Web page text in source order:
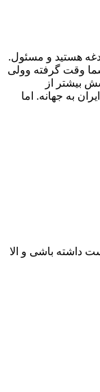
هستید و مسئول.
وقت گرفته وولی
بیشتر از
به جهانه. اما
داشته باشی و الا